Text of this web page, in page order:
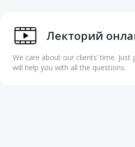
Лекторий
We care about our clients’ time.
will help you with all the questions.